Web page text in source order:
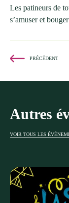
Les patineurs de
s’amuser et
PRÉCÉDENT
Autres
VOIR TOUS LES